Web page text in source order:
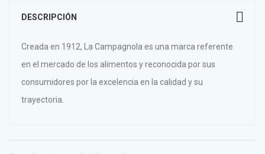
DESCRIPCIÓN
Creada en 1912, La Campagnola es una marca referente
en el mercado de los alimentos y reconocida por sus
consumidores por la excelencia en la calidad y su
trayectoria.